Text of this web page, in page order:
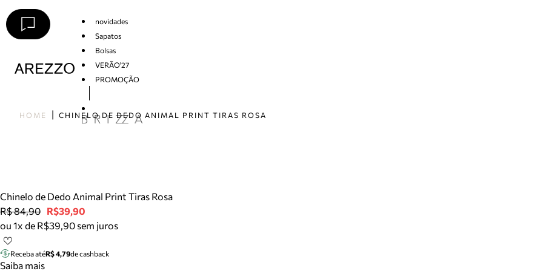
novidades
Sapatos
Bolsas
VERÃO'27
PROMOÇÃO
HOME CHINELO DE DEDO ANIMAL PRINT TIRAS ROSA
Chinelo de Dedo Animal Print Tiras Rosa
R$ 84,90 R$39,90
ou 1x de R$39,90 sem juros
Receba atéR$ 4,79de cashback
Saiba mais